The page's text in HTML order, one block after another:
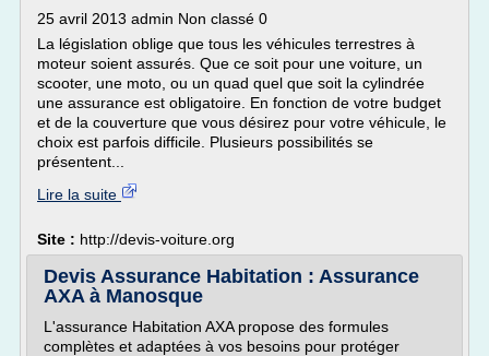
25 avril 2013 admin Non classé 0
La législation oblige que tous les véhicules terrestres à
moteur soient assurés. Que ce soit pour une voiture, un
scooter, une moto, ou un quad quel que soit la cylindrée
une assurance est obligatoire. En fonction de votre budget
et de la couverture que vous désirez pour votre véhicule, le
choix est parfois difficile. Plusieurs possibilités se
présentent...
Lire la suite
Site : http://devis-voiture.org
Devis Assurance Habitation : Assurance
AXA à Manosque
L'assurance Habitation AXA propose des formules
complètes et adaptées à vos besoins pour protéger